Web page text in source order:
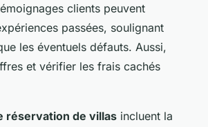
clients peuvent
passées, soulignant
les éventuels défauts. Aussi,
et vérifier les frais cachés
réservation de villas incluent la